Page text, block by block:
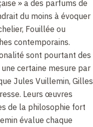
» a des parfums de
du moins à évoquer
Fouillée ou
contemporains.
sont pourtant des
certaine mesure par
Jules Vuillemin, Gilles
Leurs œuvres
de la philosophie fort
évalue chaque